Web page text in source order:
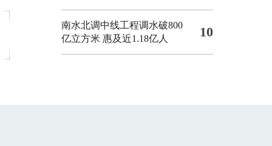
南水北调中线工程调水破800
亿立方米 惠及近1.18亿人
10